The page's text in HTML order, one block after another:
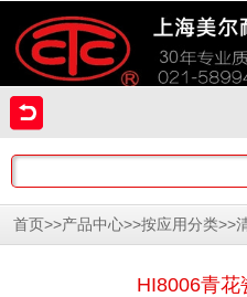
首页>>产品中心>>按应用分类>>
HI8006青花